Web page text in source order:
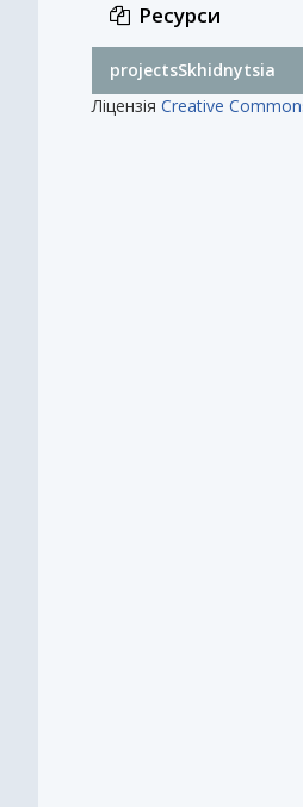
Ресурси
projectsSkhidnytsia
Ліцензія Creative